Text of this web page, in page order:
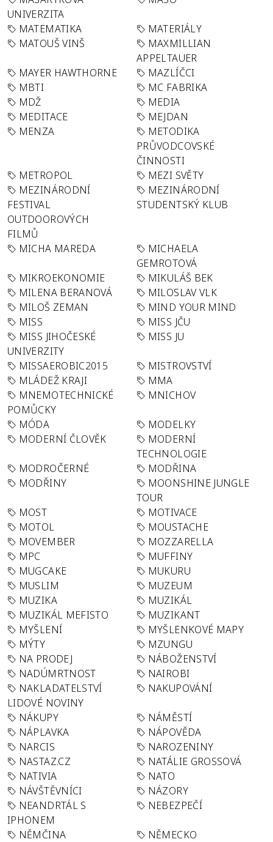
UNIVERZITA
MATEMATIKA
MATERIÁLY
MATOUŠ VINŠ
MAXMILLIAN
APPELTAUER
MAYER HAWTHORNE
MAZLÍČCI
MBTI
MC FABRIKA
MDŽ
MEDIA
MEDITACE
MEJDAN
MENZA
METODIKA
PRŮVODCOVSKÉ
ČINNOSTI
METROPOL
MEZI SVĚTY
MEZINÁRODNÍ
FESTIVAL
OUTDOOROVÝCH
FILMŮ
MEZINÁRODNÍ
STUDENTSKÝ KLUB
MICHA MAREDA
MICHAELA
GEMROTOVÁ
MIKROEKONOMIE
MIKULÁŠ BEK
MILENA BERANOVÁ
MILOSLAV VLK
MILOŠ ZEMAN
MIND YOUR MIND
MISS
MISS JČU
MISS JIHOČESKÉ
UNIVERZITY
MISS JU
MISSAEROBIC2015
MISTROVSTVÍ
MLÁDEŽ KRAJI
MMA
MNEMOTECHNICKÉ
POMŮCKY
MNICHOV
MÓDA
MODELKY
MODERNÍ ČLOVĚK
MODERNÍ
TECHNOLOGIE
MODROČERNÉ
MODŘINA
MODŘINY
MOONSHINE JUNGLE
TOUR
MOST
MOTIVACE
MOTOL
MOUSTACHE
MOVEMBER
MOZZARELLA
MPC
MUFFINY
MUGCAKE
MUKURU
MUSLIM
MUZEUM
MUZIKA
MUZIKÁL
MUZIKÁL MEFISTO
MUZIKANT
MYŠLENÍ
MYŠLENKOVÉ MAPY
MÝTY
MZUNGU
NA PRODEJ
NÁBOŽENSTVÍ
NADÚMRTNOST
NAIROBI
NAKLADATELSTVÍ
LIDOVÉ NOVINY
NAKUPOVÁNÍ
NÁKUPY
NÁMĚSTÍ
NÁPLAVKA
NÁPOVĚDA
NARCIS
NAROZENINY
NASTAZ.CZ
NATÁLIE GROSSOVÁ
NATIVIA
NATO
NÁVŠTĚVNÍCI
NÁZORY
NEANDRTÁL S
IPHONEM
NEBEZPEČÍ
NĚMČINA
NĚMECKO